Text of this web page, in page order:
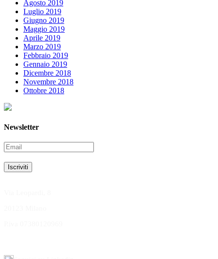
Agosto 2019
Luglio 2019
Giugno 2019
Maggio 2019
Aprile 2019
Marzo 2019
Febbraio 2019
Gennaio 2019
Dicembre 2018
Novembre 2018
Ottobre 2018
Newsletter